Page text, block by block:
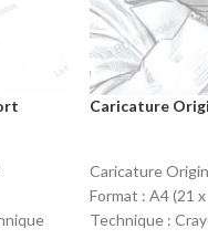
Caricature
Caricature
Format : A4 (21
Technique :